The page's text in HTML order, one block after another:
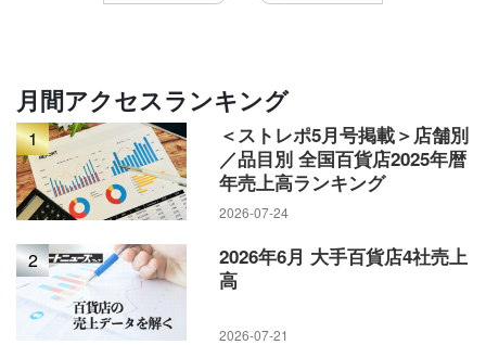
月間アクセスランキング
1
＜ストレポ5月号掲載＞店舗別
／品目別 全国百貨店2025年暦
年売上高ランキング
2026-07-24
2
2026年6月 大手百貨店4社売上
高
2026-07-21